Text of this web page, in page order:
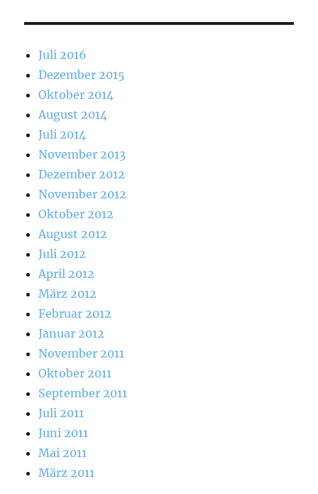
Juli 2016
Dezember 2015
Oktober 2014
August 2014
Juli 2014
November 2013
Dezember 2012
November 2012
Oktober 2012
August 2012
Juli 2012
April 2012
März 2012
Februar 2012
Januar 2012
November 2011
Oktober 2011
September 2011
Juli 2011
Juni 2011
Mai 2011
März 2011